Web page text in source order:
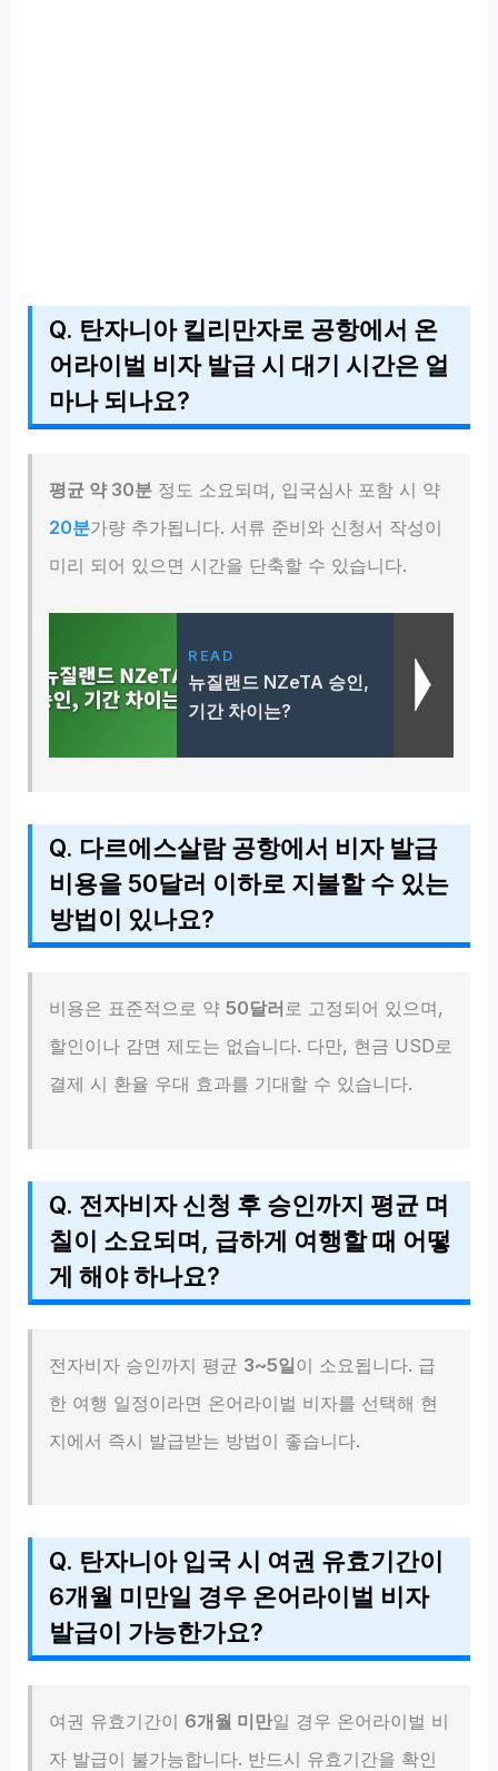
Q. 탄자니아 킬리만자로 공항에서 온
어라이벌 비자 발급 시 대기 시간은 얼
마나 되나요?
평균 약 30분 정도 소요되며, 입국심사 포함 시 약
20분가량 추가됩니다. 서류 준비와 신청서 작성이
미리 되어 있으면 시간을 단축할 수 있습니다.
READ
뉴질랜드 NZeTA 승인,
기간 차이는?
Q. 다르에스살람 공항에서 비자 발급
비용을 50달러 이하로 지불할 수 있는
방법이 있나요?
비용은 표준적으로 약50달러로 고정되어 있으며,
할인이나 감면 제도는 없습니다. 다만, 현금 USD로
결제 시 환율 우대 효과를 기대할 수 있습니다.
Q. 전자비자 신청 후 승인까지 평균 며
칠이 소요되며, 급하게 여행할 때 어떻
게 해야 하나요?
전자비자 승인까지 평균 3~5일이 소요됩니다. 급
한 여행 일정이라면 온어라이벌 비자를 선택해 현
지에서 즉시 발급받는 방법이 좋습니다.
Q. 탄자니아 입국 시 여권 유효기간이
6개월 미만일 경우 온어라이벌 비자
발급이 가능한가요?
여권 유효기간이 6개월 미만일 경우 온어라이벌 비
자 발급이 불가능합니다. 반드시 유효기간을 확인